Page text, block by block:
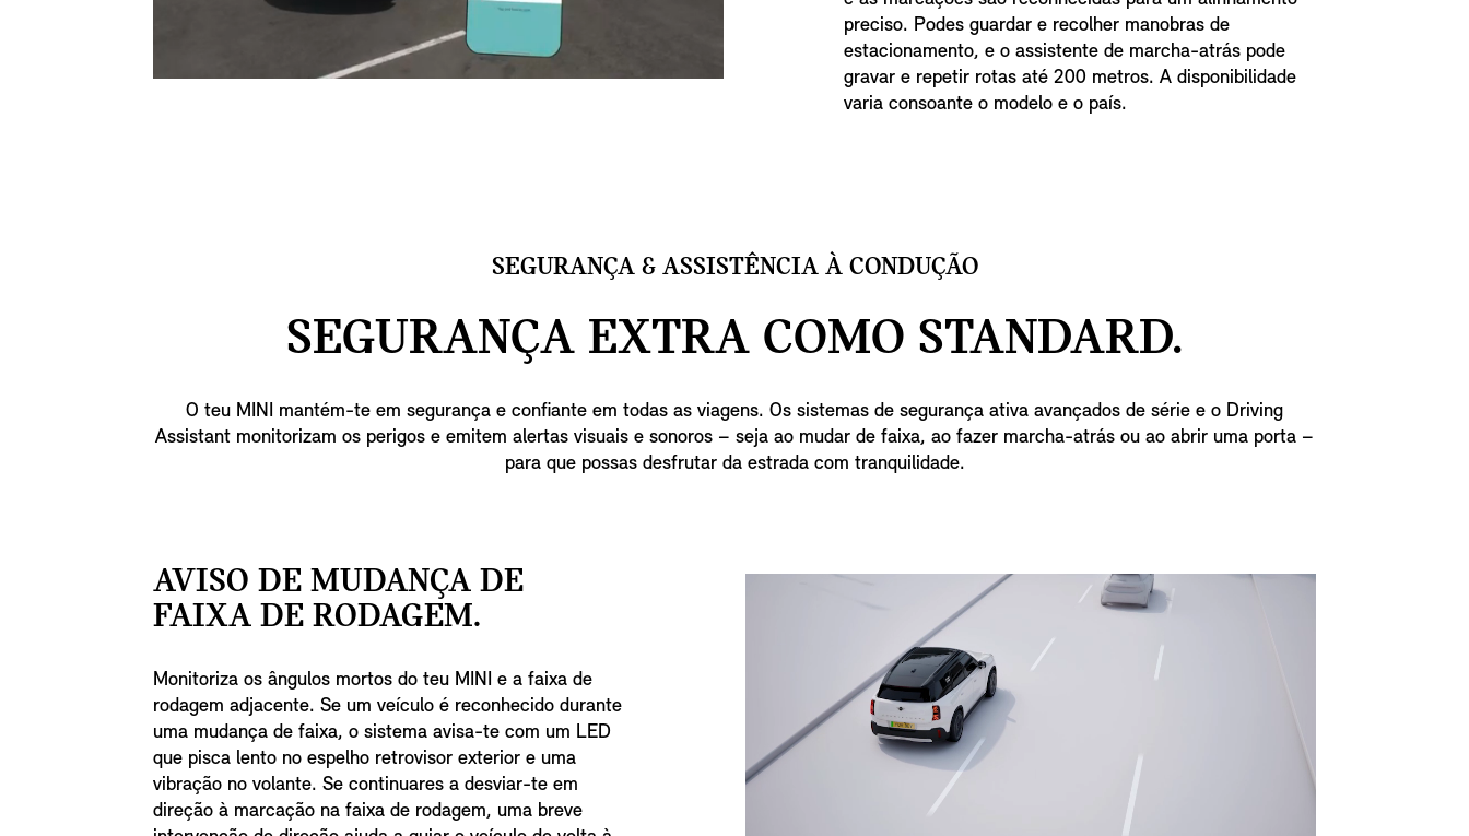
preciso. Podes guardar e recolher manobras de
estacionamento, e o assistente de marcha-atrás pode
gravar e repetir rotas até 200 metros. A disponibilidade
varia consoante o modelo e o país.
SEGURANÇA & ASSISTÊNCIA À CONDUÇÃO
SEGURANÇA EXTRA COMO STANDARD.
O teu MINI mantém-te em segurança e confiante em todas as viagens. Os sistemas de segurança ativa avançados de série e o Driving
Assistant monitorizam os perigos e emitem alertas visuais e sonoros – seja ao mudar de faixa, ao fazer marcha-atrás ou ao abrir uma porta –
para que possas desfrutar da estrada com tranquilidade.
AVISO DE MUDANÇA DE
FAIXA DE RODAGEM.
Monitoriza os ângulos mortos do teu MINI e a faixa de
rodagem adjacente. Se um veículo é reconhecido durante
uma mudança de faixa, o sistema avisa-te com um LED
que pisca lento no espelho retrovisor exterior e uma
vibração no volante. Se continuares a desviar-te em
direção à marcação na faixa de rodagem, uma breve